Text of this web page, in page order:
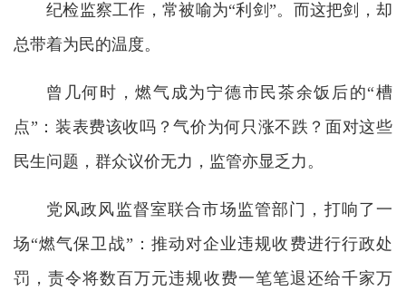
纪检监察工作，常被喻为“利剑”。而这把剑，却
总带着为民的温度。
曾几何时，燃气成为宁德市民茶余饭后的“槽
点”：装表费该收吗？气价为何只涨不跌？面对这些
民生问题，群众议价无力，监管亦显乏力。
党风政风监督室联合市场监管部门，打响了一
场“燃气保卫战”：推动对企业违规收费进行行政处
罚，责令将数百万元违规收费一笔笔退还给千家万